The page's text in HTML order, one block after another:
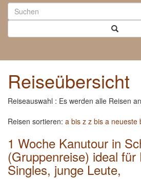
Reiseübersicht
Reiseauswahl : Es werden alle Reisen
Reisen sortieren: a bis z z bis a neueste
1 Woche Kanutour in
(Gruppenreise) ideal für
Singles, junge Leute,